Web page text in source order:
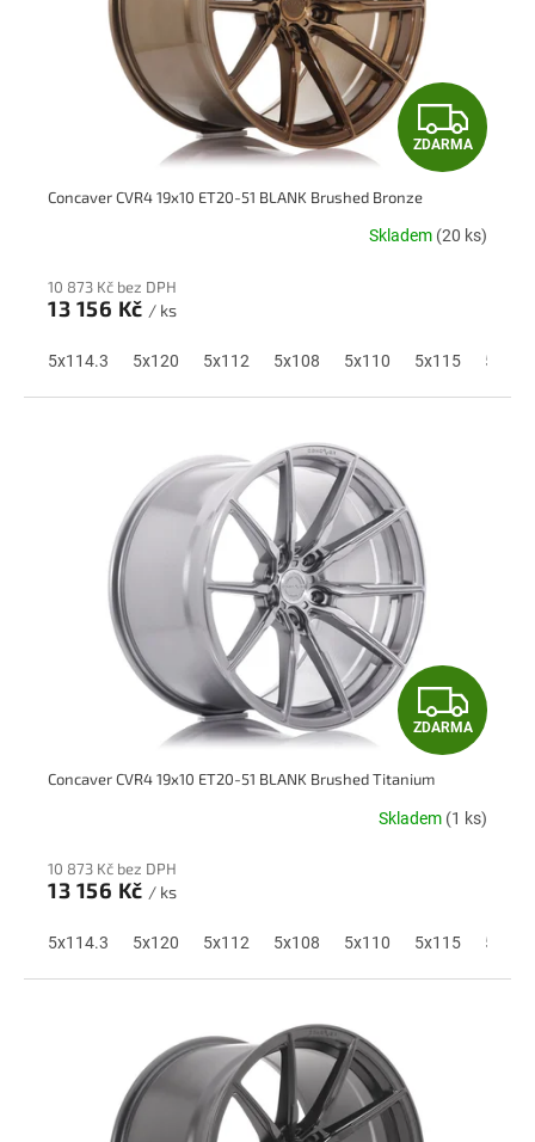
Z
D
A
A
ZDARMA
Concaver CVR4 19x10 ET20-51 BLANK Brushed Bronze
Skladem (20 ks)
10 873 Kč bez DPH
13 156 Kč / ks
5x114.3 5x120 5x112 5x108 5x110 5x115 5x118
Z
D
A
A
ZDARMA
Concaver CVR4 19x10 ET20-51 BLANK Brushed Titanium
Skladem (1 ks)
10 873 Kč bez DPH
13 156 Kč / ks
5x114.3 5x120 5x112 5x108 5x110 5x115 5x118